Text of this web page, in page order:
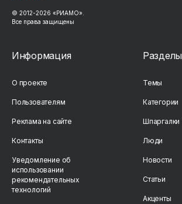
© 2012-2026 «РИАМО».
Все права защищены
Информация
О проекте
Пользователям
Реклама на сайте
Контакты
Уведомление об
использовании
рекомендательных
технологий
Разделы
Темы
Категории
Шпаргалки
Люди
Новости
Статьи
Акценты